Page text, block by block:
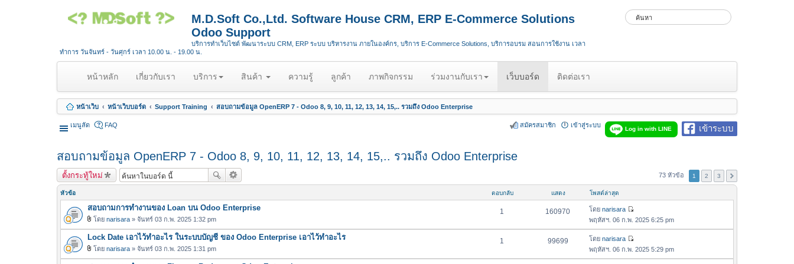
M.D.Soft Co.,Ltd. Software House CRM, ERP E-Commerce Solutions
Odoo Support
บริการทำเว็บไซต์ พัฒนาระบบ CRM, ERP ระบบ บริหารงาน ภายในองค์กร, บริการ E-Commerce Solutions, บริการอบรม สอนการใช้งาน เวลา
ทำการ วันจันทร์ - วันศุกร์ เวลา 10.00 น. - 19.00 น.
หน้าหลัก(
u
r
t
)
เกี่ยวกับเรา บริการ สินค้า ความรู้ ลูกค้า ภาพกิจกรรม ร่วมงานกับเรา เว็บบอร์ด ติดต่อเรา
หน้าเว็บ หน้าเว็บบอร์ด Support Training สอบถามข้อมูล OpenERP 7 - Odoo 8, 9, 10, 11, 12, 13, 14, 15,.. รวมถึง Odoo Enterprise
เมนูลัด เข้าระบบ
Log in with LINE
FAQ เข้าสู่ระบบ
สมัครสมาชิก
สอบถามข้อมูล OpenERP 7 - Odoo 8, 9, 10, 11, 12, 13, 14, 15,.. รวมถึง Odoo Enterprise
ตั้งกระทู้ใหม่ 73 หัวข้อ 1 2 3
หัวข้อ ตอบกลับ แสดง โพสต์ล่าสุด
สอบถามการทำงานของ Loan บน Odoo Enterprise
ฟ
ล์
แ
โดย narisara » จันทร์ 03 ก.พ. 2025 1:32 pm
1 160970 โดย narisara
ดู
ข้
ค
ว
พฤหัสฯ. 06 ก.พ. 2025 6:25 pm
Lock Date เอาไว้ทำอะไร ในระบบบัญชี ของ Odoo Enterprise เอาไว้ทำอะไร
โดย narisara » จันทร์ 03 ก.พ. 2025 1:31 pm
1 99699 โดย narisara
ดู
ข้
พฤหัสฯ. 06 ก.พ. 2025 5:29 pm